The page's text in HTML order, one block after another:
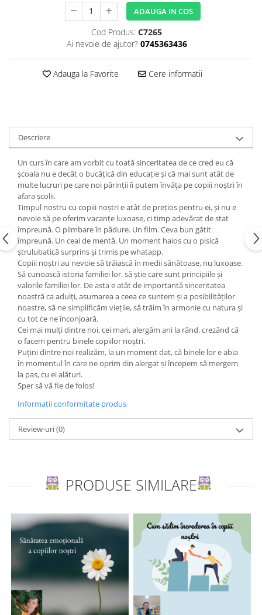
Editura Arthur
Editura Bookzone
Editura Cartea Copiilor
Editura Cartemma
Editura Casa
Editura Gama
Editura Kreativ
Editura Litera
Editura Lizuka Educativ
Editura Nemira
Editura Nomina
Editura Pandora M
Editura Portocala Albastră
Editura Scriptum
Editura Sophia
Editura Usborne
Editura Vellant
Editura Verba
ADAUGA IN COS
Cod Produs: C7265
Ai nevoie de ajutor? 0745363436
Adauga la Favorite Cere informatii
Descriere
Un curs în care am vorbit cu toată sinceritatea de ce cred eu că
școala nu e decât o bucățică din educație și că mai sunt atât de
multe lucruri pe care noi părinții îi putem învăța pe copiii noștri în
afara școlii.
Timpul nostru cu copiii noștri e atât de prețios pentru ei, și nu e
nevoie să pe oferim vacanțe luxoase, ci timp adevărat de stat
împreună. O plimbare în pădure. Un film. Ceva bun gătit
împreună. Un ceai de mentă. Un moment haios cu o pisică
ștrulubatică surprins și trimis pe whatapp.
Copiii noștri au nevoie să trăiască în medii sănătoase, nu luxoase.
Să cunoască istoria familiei lor, să știe care sunt principiile și
valorile familiei lor. De asta e atât de importantă sinceritatea
noastră ca adulți, asumarea a ceea ce suntem și a posibilităților
noastre, să ne simplificăm viețile, să trăim în armonie cu natura și
cu tot ce ne înconjoară.
Cei mai mulți dintre noi, cei mari, alergăm ani la rând, crezând că
o facem pentru binele copiilor noștri.
Puțini dintre noi realizăm, la un moment dat, că binele lor e abia
în momentul în care ne oprim din alergat și începem să mergem
la pas, cu ei alături.
Sper să vă fie de folos!
Informatii conformitate produs
Review-uri(0)
PRODUSE SIMILARE